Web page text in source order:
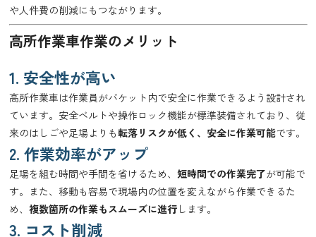
や人件費の削減にもつながります。
高所作業車作業のメリット
1. 安全性が高い
高所作業車は作業員がバケット内で安全に作業できるよう設計され
ています。安全ベルトや操作ロック機能が標準装備されており、従
来のはしごや足場よりも転落リスクが低く、安全に作業可能です。
2. 作業効率がアップ
足場を組む時間や手間を省けるため、 短時間での作業完了が可能で
す。また、移動も容易で現場内の位置を変えながら作業できるた
め、 複数箇所の作業もスムーズに進行します。
3. コスト削減